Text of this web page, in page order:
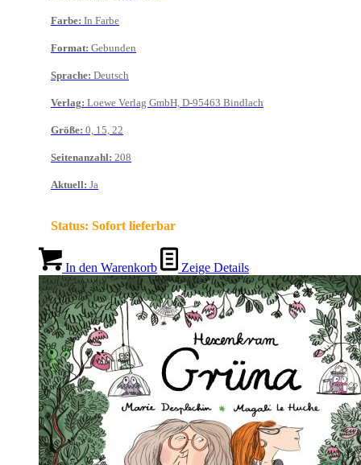
Farbe: In Farbe
Format: Gebunden
Sprache: Deutsch
Verlag: Loewe Verlag GmbH, D-95463 Bindlach
Größe: 0, 15, 22
Seitenanzahl: 208
Aktuell: Ja
Status: Sofort lieferbar
In den Warenkorb Zeige Details